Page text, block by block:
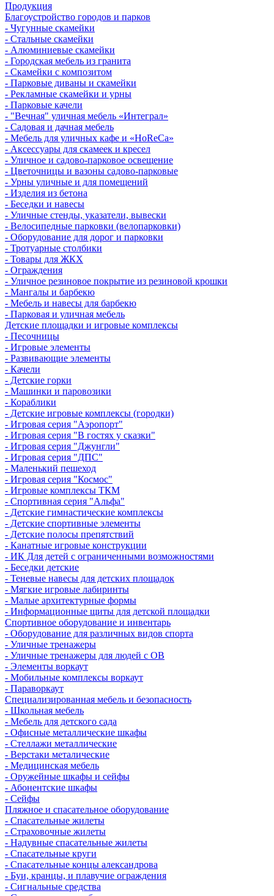
Продукция
Благоустройство городов и парков
- Чугунные скамейки
- Стальные скамейки
- Алюминиевые скамейки
- Городская мебель из гранита
- Скамейки с композитом
- Парковые диваны и скамейки
- Рекламные скамейки и урны
- Парковые качели
- "Вечная" уличная мебель «Интеграл»
- Садовая и дачная мебель
- Мебель для уличных кафе и «HoReCa»
- Аксессуары для скамеек и кресел
- Уличное и садово-парковое освещение
- Цветочницы и вазоны садово-парковые
- Урны уличные и для помещений
- Изделия из бетона
- Беседки и навесы
- Уличные стенды, указатели, вывески
- Велосипедные парковки (велопарковки)
- Оборудование для дорог и парковки
- Тротуарные столбики
- Товары для ЖКХ
- Ограждения
- Уличное резиновое покрытие из резиновой крошки
- Мангалы и барбекю
- Мебель и навесы для барбекю
- Парковая и уличная мебель
Детские площадки и игровые комплексы
- Песочницы
- Игровые элементы
- Развивающие элементы
- Качели
- Детские горки
- Машинки и паровозики
- Кораблики
- Детские игровые комплексы (городки)
- Игровая серия "Аэропорт"
- Игровая серия "В гостях у сказки"
- Игровая серия "Джунгли"
- Игровая серия "ДПС"
- Маленький пешеход
- Игровая серия "Космос"
- Игровые комплексы ТКМ
- Спортивная серия "Альфа"
- Детские гимнастические комплексы
- Детские спортивные элементы
- Детские полосы препятствий
- Канатные игровые конструкции
- ИК Для детей с ограниченными возможностями
- Беседки детские
- Теневые навесы для детских площадок
- Мягкие игровые лабиринты
- Малые архитектурные формы
- Информационные щиты для детской площадки
Спортивное оборудование и инвентарь
- Оборудование для различных видов спорта
- Уличные тренажеры
- Уличные тренажеры для людей с ОВ
- Элементы воркаут
- Мобильные комплексы воркаут
- Параворкаут
Cпециализированная мебель и безопасность
- Школьная мебель
- Мебель для детского сада
- Офисные металлические шкафы
- Стеллажи металлические
- Верстаки металические
- Медицинская мебель
- Оружейные шкафы и сейфы
- Абонентские шкафы
- Сейфы
Пляжное и спасательное оборудование
- Спасательные жилеты
- Страховочные жилеты
- Надувные спасательные жилеты
- Спасательные круги
- Спасательные концы александрова
- Буи, кранцы, и плавучие ограждения
- Сигнальные средства